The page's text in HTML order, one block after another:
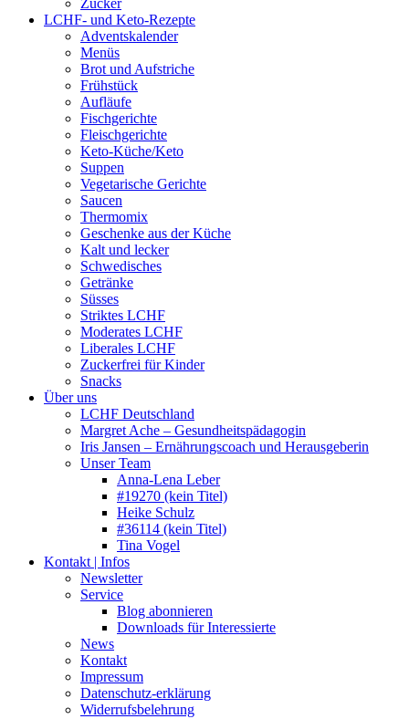
Zucker
LCHF- und Keto-Rezepte
Adventskalender
Menüs
Brot und Aufstriche
Frühstück
Aufläufe
Fischgerichte
Fleischgerichte
Keto-Küche/Keto
Suppen
Vegetarische Gerichte
Saucen
Thermomix
Geschenke aus der Küche
Kalt und lecker
Schwedisches
Getränke
Süsses
Striktes LCHF
Moderates LCHF
Liberales LCHF
Zuckerfrei für Kinder
Snacks
Über uns
LCHF Deutschland
Margret Ache – Gesundheitspädagogin
Iris Jansen – Ernährungscoach und Herausgeberin
Unser Team
Anna-Lena Leber
#19270 (kein Titel)
Heike Schulz
#36114 (kein Titel)
Tina Vogel
Kontakt | Infos
Newsletter
Service
Blog abonnieren
Downloads für Interessierte
News
Kontakt
Impressum
Datenschutz-erklärung
Widerrufsbelehrung